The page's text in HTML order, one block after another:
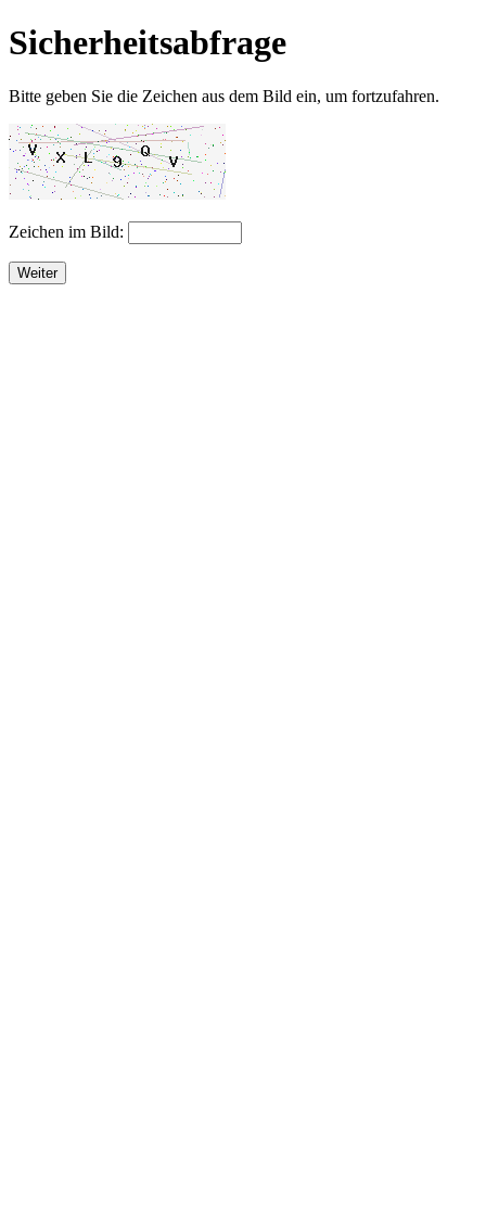
Sicherheitsabfrage
Bitte geben Sie die Zeichen aus dem Bild ein, um fortzufahren.
Zeichen im Bild:
Weiter